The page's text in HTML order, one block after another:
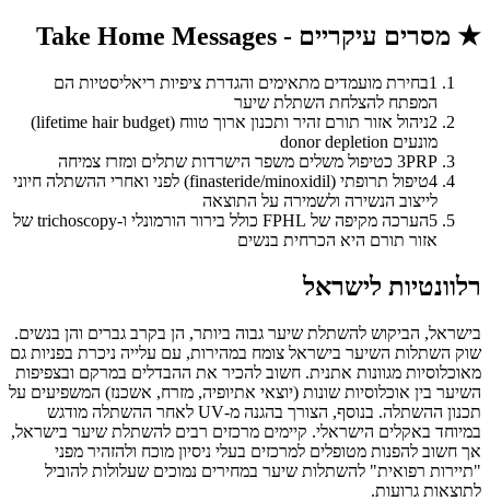
★ מסרים עיקריים - Take Home Messages
1בחירת מועמדים מתאימים והגדרת ציפיות ריאליסטיות הם
המפתח להצלחת השתלת שיער
2
ניהול אזור תורם זהיר ותכנון ארוך טווח (lifetime hair budget)
מונעים donor depletion
3PRP כטיפול משלים משפר הישרדות שתלים ומזרז צמיחה
4
טיפול תרופתי (finasteride/minoxidil) לפני ואחרי ההשתלה חיוני
לייצוב הנשירה ולשמירה על התוצאה
5
הערכה מקיפה של FPHL כולל בירור הורמונלי ו-trichoscopy של
אזור תורם היא הכרחית בנשים
רלוונטיות לישראל
בישראל, הביקוש להשתלת שיער גבוה ביותר, הן בקרב גברים והן בנשים.
שוק השתלות השיער בישראל צומח במהירות, עם עלייה ניכרת בפניות גם
מאוכלוסיות מגוונות אתנית. חשוב להכיר את ההבדלים במרקם ובצפיפות
השיער בין אוכלוסיות שונות (יוצאי אתיופיה, מזרח, אשכנז) המשפיעים על
תכנון ההשתלה. בנוסף, הצורך בהגנה מ-UV לאחר ההשתלה מודגש
במיוחד באקלים הישראלי. קיימים מרכזים רבים להשתלת שיער בישראל,
אך חשוב להפנות מטופלים למרכזים בעלי ניסיון מוכח ולהזהיר מפני
"תיירות רפואית" להשתלות שיער במחירים נמוכים שעלולות להוביל
לתוצאות גרועות.